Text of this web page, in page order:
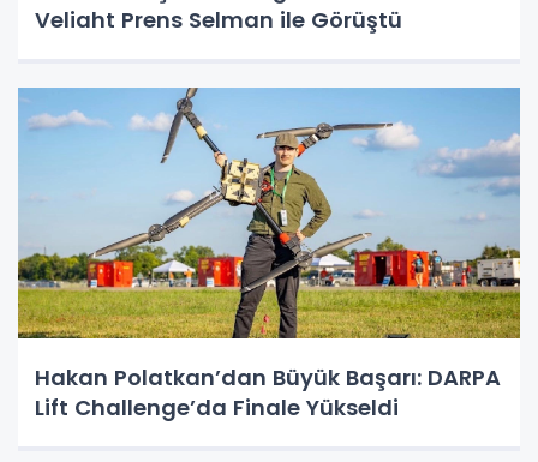
Veliaht Prens Selman ile Görüştü
Hakan Polatkan’dan Büyük Başarı: DARPA
Lift Challenge’da Finale Yükseldi